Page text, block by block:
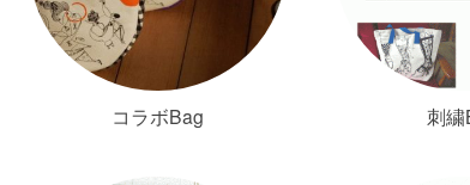
コラボBag 刺繍